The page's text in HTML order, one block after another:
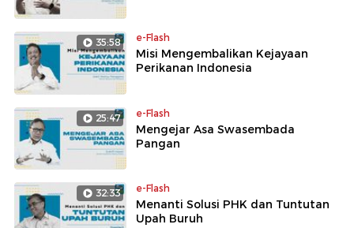
35:58 e-Flash
Misi Mengembalikan Kejayaan
Perikanan Indonesia
25:47 e-Flash
Mengejar Asa Swasembada
Pangan
32:33 e-Flash
Menanti Solusi PHK dan Tuntutan
Upah Buruh